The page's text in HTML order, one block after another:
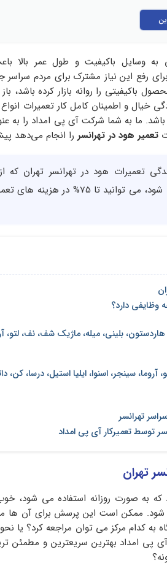
به وسایل باکیفیت و طول عمر بالا
رفع این نیاز مشترک برای مردم سراسر
باکیفیتی را روانه بازار کرده باشد،
خیال و اطمینان کامل کار تعمیرات انواع
ما به شما شرکت آی پی امداد را به
تعمیر هود در تهرانسر را انجام می‌دهد
تعمیرات هود در تهرانسر تهران که
ارائه می شود، می توانید تا 75% در
وظایفی دارد؟
هاردستون، بلینی، میله، ماژیک شف، نف،
آروما، سینجر، اسنوا، ایلیا استیل، درسا،
تهرانسر
توسط تعمیرکار آی پی امداد
تهران
که به صورت روزانه استفاده می شود،
شود. ممکن است این پرسش برای آن ها
به کدام مرکز می توان مراجعه کرد؟ یا
پی امداد بهترین سریعترین و مطمئن